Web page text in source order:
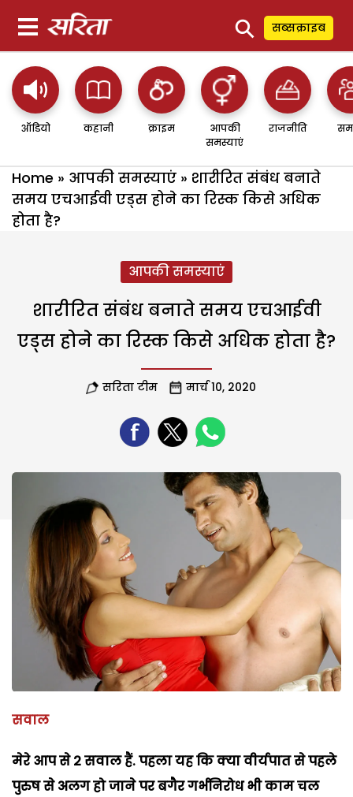
⚲ सब्सक्राइब
ऑडियो कहानी क्राइम
आपकी
समस्याएं
राजनीति
Home » आपकी समस्याएं » शारीरित संबंध बनाते
समय एचआईवी एड्स होने का रिस्क किसे अधिक
होता है?
आपकी समस्याएं
शारीरित संबंध बनाते समय एचआईवी
एड्स होने का रिस्क किसे अधिक होता है?
सरिता टीम मार्च 10, 2020
सवाल
मेरे आप से 2 सवाल हैं. पहला यह कि क्या वीर्यपात से पहले
पुरुष से अलग हो जाने पर बगैर गर्भनिरोध भी काम चल